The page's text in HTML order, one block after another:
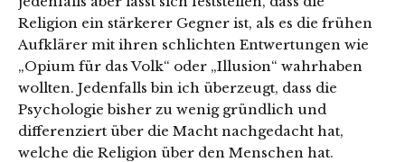
Religion ein stärkerer Gegner ist, als es die frühen
Aufklärer mit ihren schlichten Entwertungen wie
„Opium für das Volk“ oder „Illusion“ wahrhaben
wollten. Jedenfalls bin ich überzeugt, dass die
Psychologie bisher zu wenig gründlich und
differenziert über die Macht nachgedacht hat,
welche die Religion über den Menschen hat.